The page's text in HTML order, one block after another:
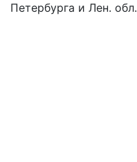
Петербурга и Лен. обл.